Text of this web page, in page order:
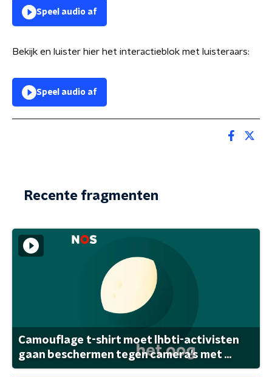
Speel audio af
Bekijk en luister hier het interactieblok met luisteraars:
Speel audio af
Recente fragmenten
Camouflage t-shirt moet lhbti-activisten
gaan beschermen tegen camera's met ...